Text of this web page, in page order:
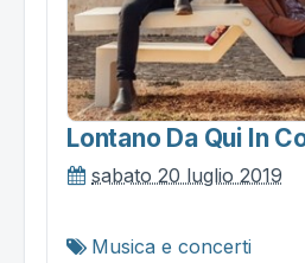
Lontano Da Qui In
sabato 20 luglio 2019
Musica e concerti